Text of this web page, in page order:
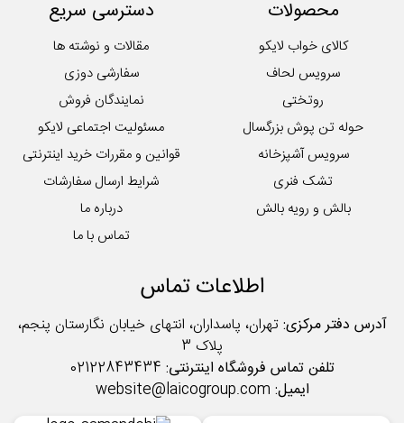
محصولات
کالای خواب لایکو
سرویس لحاف
روتختی
حوله تن پوش بزرگسال
سرویس آشپزخانه
تشک فنری
بالش و رویه بالش
دسترسی سریع
مقالات و نوشته ها
سفارشی دوزی
نمایندگان فروش
مسئولیت اجتماعی لایکو
قوانین و مقررات خرید اینترنتی
شرایط ارسال سفارشات
درباره ما
تماس با ما
اطلاعات تماس
آدرس دفتر مرکزی:تهران، پاسداران، انتهای خیابان نگارستان پنجم،
پلاک 3
تلفن تماس فروشگاه اینترنتی:
ایمیل: website@laicogroup.com